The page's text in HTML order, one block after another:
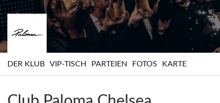
DER KLUB VIP-TISCH PARTEIEN FOTOS KARTE